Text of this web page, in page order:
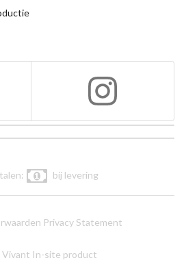
bij levering
Privacy Statement
Vivant In-site product